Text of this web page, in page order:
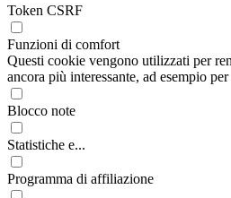
Token CSRF
Funzioni di comfort
Questi cookie vengono utilizzati per
ancora più interessante, ad esempio
Blocco note
Statistiche e...
Programma di affiliazione